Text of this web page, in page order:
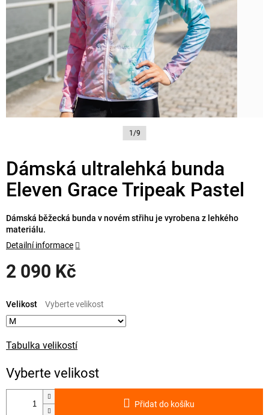
1/9
Dámská ultralehká bunda
Eleven Grace Tripeak Pastel
2 090 Kč
cena:
Tabulka velikostí
Velikost
Přidat do košíku
Dámská běžecká bunda v novém střihu je vyrobena z lehkého
materiálu.
Detailní informace